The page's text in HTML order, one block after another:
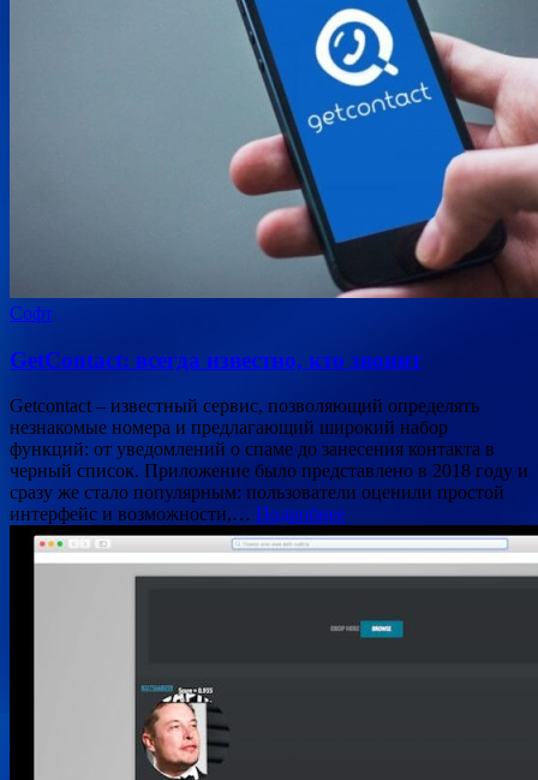
Софт
GetContact: всегда известно, кто звонит
Getcontact – известный сервис, позволяющий определять
незнакомые номера и предлагающий широкий набор
функций: от уведомлений о спаме до занесения контакта в
черный список. Приложение было представлено в 2018 году и
сразу же стало популярным: пользователи оценили простой
интерфейс и возможности,… Подробнее